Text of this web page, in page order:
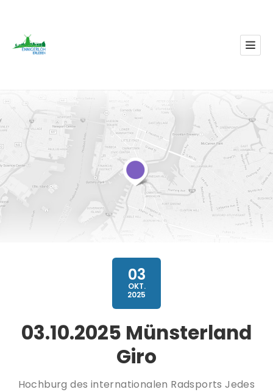
03
OKT.
2025
03.10.2025 Münsterland
Giro
Hochburg des internationalen Radsports Jedes